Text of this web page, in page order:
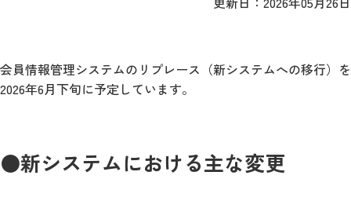
会員情報管理システムのリプレース（新システムへの移行）を
2026年6月下旬に予定しています。
●新システムにおける主な変更